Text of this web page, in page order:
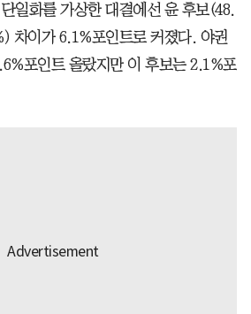
일화를 가상한 대결에선 윤 후보(48.
차이가 6.1%포인트로 커졌다. 야권
포인트 올랐지만 이 후보는 2.1%포